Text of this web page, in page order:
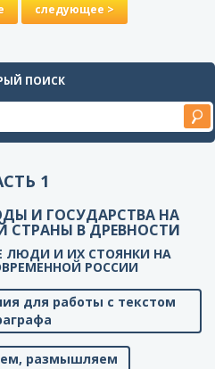
следующее >
ПОИСК
1
И ГОСУДАРСТВА НА
СТРАНЫ В ДРЕВНОСТИ
ЛЮДИ И ИХ СТОЯНКИ НА
РОССИИ
для работы с текстом
размышляем